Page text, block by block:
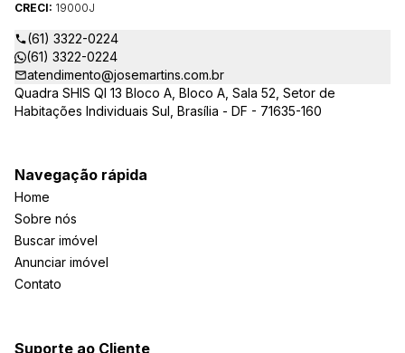
CRECI: 19000J
(61) 3322-0224
(61) 3322-0224
atendimento@josemartins.com.br
Quadra SHIS QI 13 Bloco A, Bloco A, Sala 52, Setor de
Habitações Individuais Sul, Brasília - DF - 71635-160
Navegação rápida
Home
Sobre nós
Buscar imóvel
Anunciar imóvel
Contato
Suporte ao Cliente